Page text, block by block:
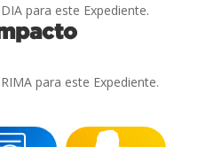
para este Expediente.
para este Expediente.